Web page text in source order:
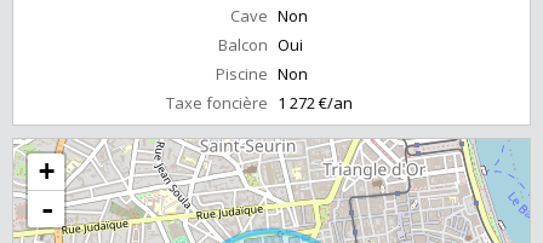
Cave Non
Balcon Oui
Piscine Non
Taxe foncière 1 272 €/an
+
-